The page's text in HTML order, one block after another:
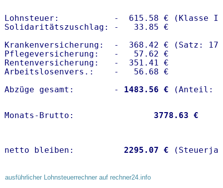
Lohnsteuer:           -  615.58 € (Klasse I)
Solidaritätszuschlag: -   33.85 €
Krankenversicherung:  -  368.42 € (Satz:
Pflegeversicherung:   -   57.62 €
Rentenversicherung:   -  351.41 €
Arbeitslosenvers.:    -   56.68 €
Abzüge gesamt:        -
1483.56 €
Monats-Brutto: 3778.63 €
netto bleiben: 2295.07 €
ausführlicher Lohnsteuerrechner auf rechner24.info